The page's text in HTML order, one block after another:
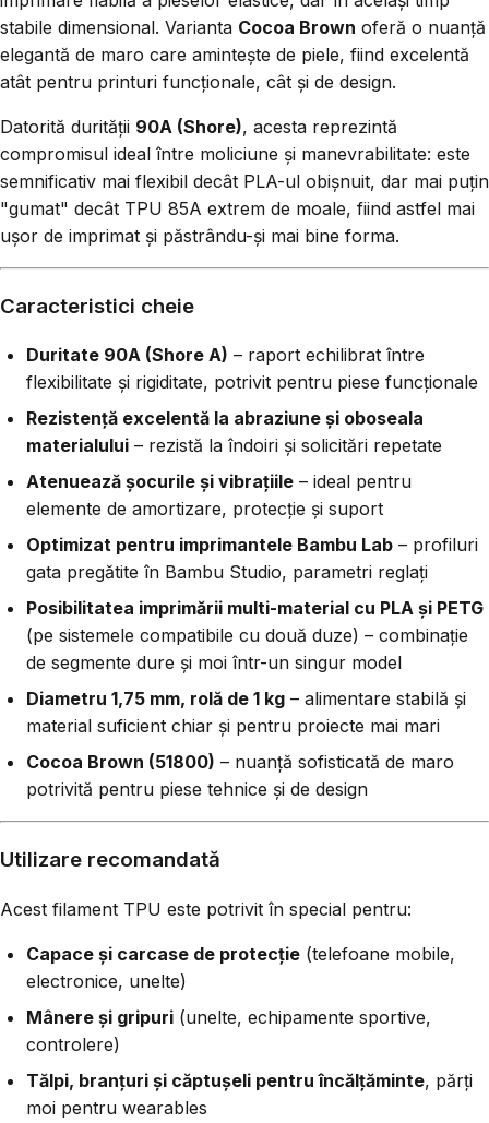
stabile dimensional. Varianta Cocoa Brown oferă o nuanță
elegantă de maro care amintește de piele, fiind excelentă
atât pentru printuri funcționale, cât și de design.
Datorită durității 90A (Shore), acesta reprezintă
compromisul ideal între moliciune și manevrabilitate: este
semnificativ mai flexibil decât PLA-ul obișnuit, dar mai puțin
"gumat" decât TPU 85A extrem de moale, fiind astfel mai
ușor de imprimat și păstrându-și mai bine forma.
Caracteristici cheie
Duritate 90A (Shore A) – raport echilibrat între
flexibilitate și rigiditate, potrivit pentru piese funcționale
Rezistență excelentă la abraziune și oboseala
materialului – rezistă la îndoiri și solicitări repetate
Atenuează șocurile și vibrațiile – ideal pentru
elemente de amortizare, protecție și suport
Optimizat pentru imprimantele Bambu Lab – profiluri
gata pregătite în Bambu Studio, parametri reglați
Posibilitatea imprimării multi-material cu PLA și PETG
(pe sistemele compatibile cu două duze) – combinație
de segmente dure și moi într-un singur model
Diametru 1,75 mm, rolă de 1 kg – alimentare stabilă și
material suficient chiar și pentru proiecte mai mari
Cocoa Brown (51800) – nuanță sofisticată de maro
potrivită pentru piese tehnice și de design
Utilizare recomandată
Acest filament TPU este potrivit în special pentru:
Capace și carcase de protecție (telefoane mobile,
electronice, unelte)
Mânere și gripuri (unelte, echipamente sportive,
controlere)
Tălpi, branțuri și căptușeli pentru încălțăminte, părți
moi pentru wearables